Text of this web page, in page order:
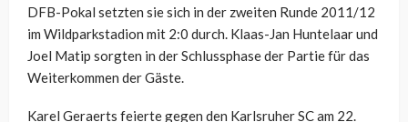
DFB-Pokal setzten sie sich in der zweiten Runde 2011/12
im Wildparkstadion mit 2:0 durch. Klaas-Jan Huntelaar und
Joel Matip sorgten in der Schlussphase der Partie für das
Weiterkommen der Gäste.
Karel Geraerts feierte gegen den Karlsruher SC am 22.